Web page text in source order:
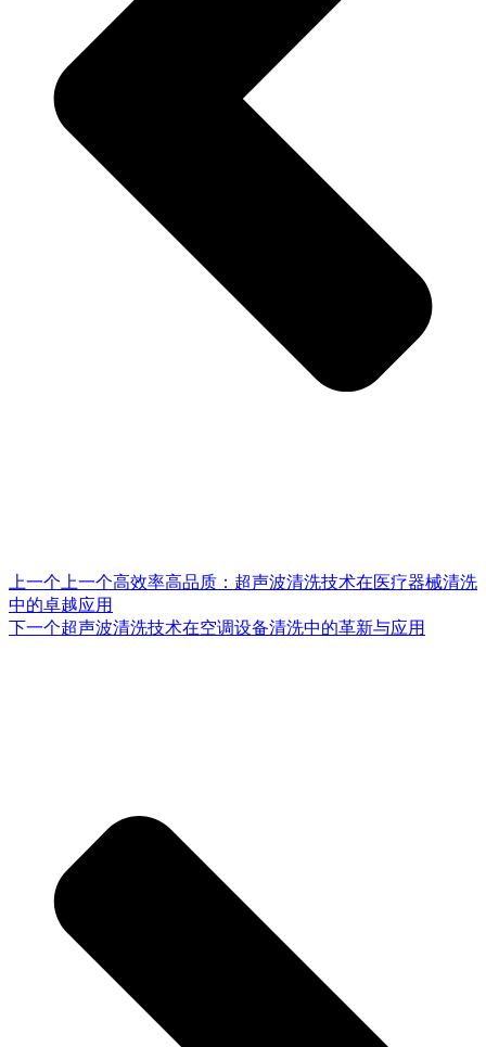
上一个 上一个高效率高品质：超声波清洗技术在医疗器械清洗
中的卓越应用
下一个超声波清洗技术在空调设备清洗中的革新与应用